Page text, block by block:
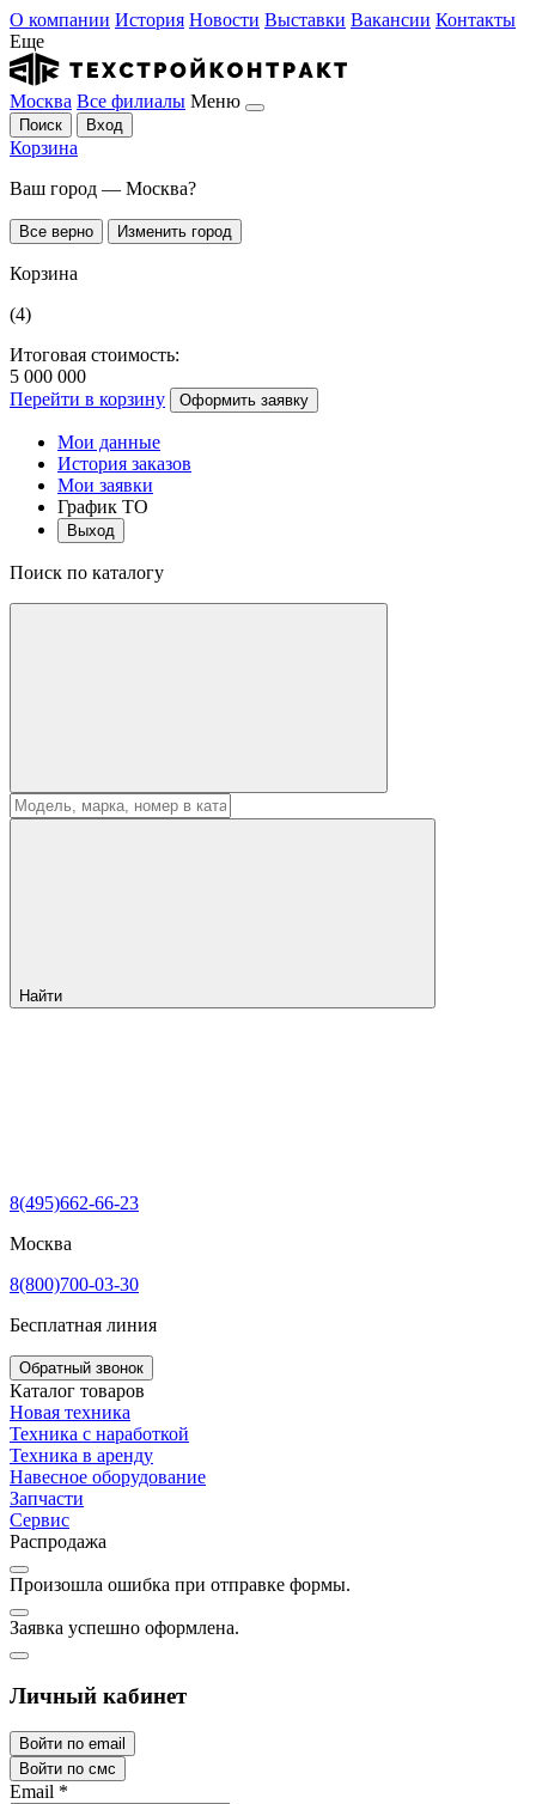
О компании История Новости Выставки Вакансии Контакты
Еще
Москва Все филиалы Меню
Поиск Вход
Корзина
Ваш город — Москва?
Все верно Изменить город
Корзина
(4)
Итоговая стоимость:
5 000 000
Перейти в корзину
Оформить заявку
Мои данные
История заказов
Мои заявки
График ТО
Выход
Поиск по каталогу
Найти
8(495)662-66-23
Москва
8(800)700-03-30
Бесплатная линия
Обратный звонок
Каталог товаров
Новая техника
Техника с наработкой
Техника в аренду
Навесное оборудование
Запчасти
Сервис
Распродажа
Произошла ошибка при отправке формы.
Заявка успешно оформлена.
Личный кабинет
Войти по email
Войти по смс
Email *